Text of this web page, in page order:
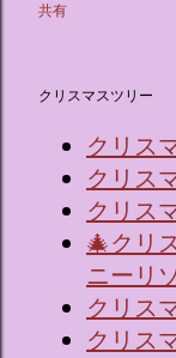
共有
クリスマスツリー
クリス
クリス
クリス
🎄クリ
ニーリ
クリス
クリス